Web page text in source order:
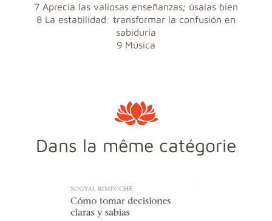
7 Aprecia las valiosas enseñanzas; úsalas bien
8 La estabilidad: transformar la confusión en
sabiduría
9 Música
Dans la même catégorie